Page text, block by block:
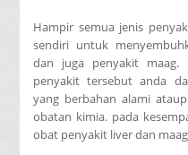
Hampir semua jenis
sendiri untuk
dan juga penyakit
penyakit tersebut anda
yang berbahan alami
obatan kimia. pada
obat penyakit liver dan